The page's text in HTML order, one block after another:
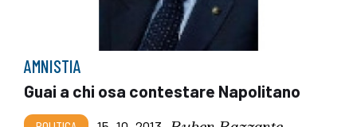
AMNISTIA
Guai a chi osa contestare Napolitano